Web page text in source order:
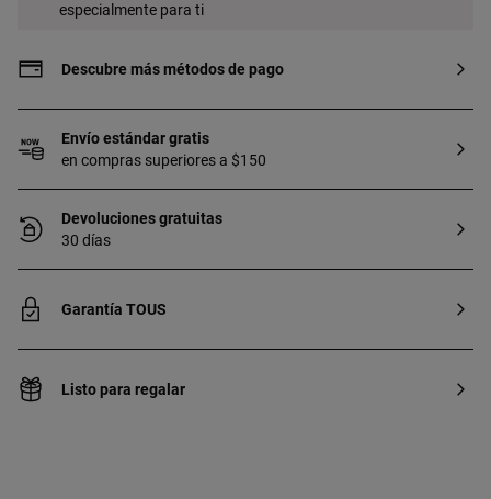
especialmente para ti
Descubre más métodos de pago
Envío estándar gratis
en compras superiores a $150
Devoluciones gratuitas
30 días
Garantía TOUS
Listo para regalar